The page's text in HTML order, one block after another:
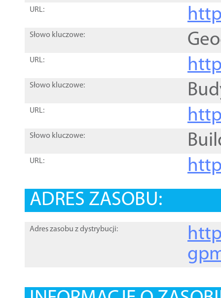
URL:
Słowo kluczowe:
URL:
Słowo kluczowe:
URL:
Słowo kluczowe:
URL:
ADRES ZASOBU:
Adres zasobu z dystrybucji: